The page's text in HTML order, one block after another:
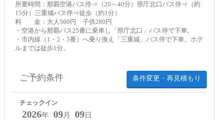
所要時間：那覇空港バス停⇒（20～40分）県庁北口バス停⇒（約
15分）三重城バス停⇒徒歩（約1分）
料 金：大人560円 子供280円
・空港から那覇バス25番に乗車し「県庁北口」バス停で下車。
・市内線（1・2・5番）へ乗り換え「三重城」バス停で下車。ホテ
ルまでは徒歩1分。
条件変更・再見積もり
ご予約条件
チェックイン
2026年 09月 09日